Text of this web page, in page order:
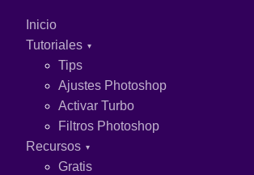
Inicio
Tutoriales
Tips
Ajustes Photoshop
Activar Turbo
Filtros Photoshop
Recursos
Gratis